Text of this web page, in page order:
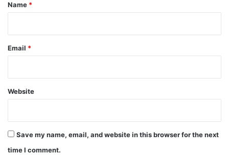
Name *
Email *
Website
Save my name, email, and website in this browser for the next
time I comment.